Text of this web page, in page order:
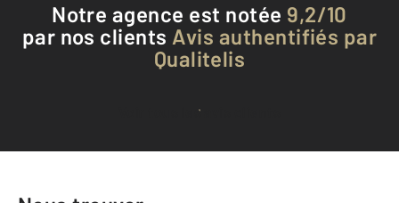
Notre agence est notée 9,2/10
par nos clients Avis authentifiés par
Qualitelis
Voir tous les avis clients